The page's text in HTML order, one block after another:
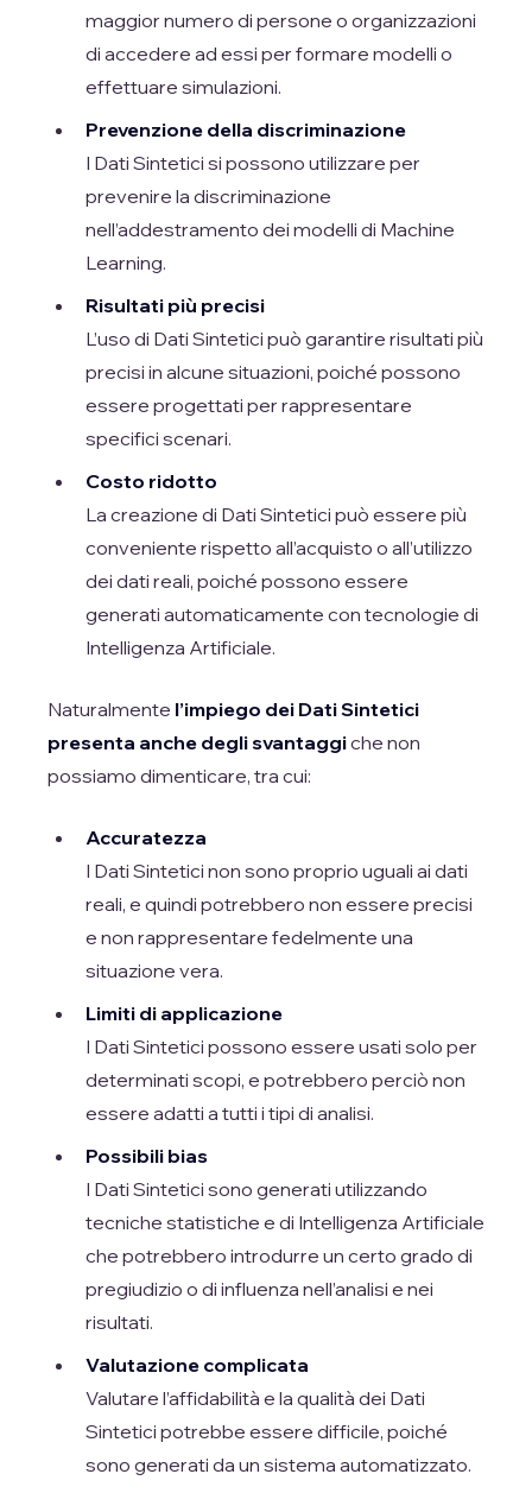
maggior numero di persone o organizzazioni
di accedere ad essi per formare modelli o
effettuare simulazioni.
Prevenzione della discriminazione
I Dati Sintetici si possono utilizzare per
prevenire la discriminazione
nell’addestramento dei modelli di Machine
Learning.
Risultati più precisi
L’uso di Dati Sintetici può garantire risultati più
precisi in alcune situazioni, poiché possono
essere progettati per rappresentare
specifici scenari.
Costo ridotto
La creazione di Dati Sintetici può essere più
conveniente rispetto all’acquisto o all’utilizzo
dei dati reali, poiché possono essere
generati automaticamente con tecnologie di
Intelligenza Artificiale.
Naturalmente l’impiego dei Dati Sintetici
presenta anche degli svantaggiche non
possiamo dimenticare, tra cui:
Accuratezza
I Dati Sintetici non sono proprio uguali ai dati
reali, e quindi potrebbero non essere precisi
e non rappresentare fedelmente una
situazione vera.
Limiti di applicazione
I Dati Sintetici possono essere usati solo per
determinati scopi, e potrebbero perciò non
essere adatti a tutti i tipi di analisi.
Possibili bias
I Dati Sintetici sono generati utilizzando
tecniche statistiche e di Intelligenza Artificiale
che potrebbero introdurre un certo grado di
pregiudizio o di influenza nell’analisi e nei
risultati.
Valutazione complicata
Valutare l’affidabilità e la qualità dei Dati
Sintetici potrebbe essere difficile, poiché
sono generati da un sistema automatizzato.